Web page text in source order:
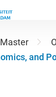
Master
and